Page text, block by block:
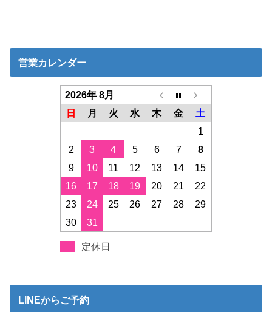
営業カレンダー
2026年 8月
日
月 火 水 木 金
土
1
2
3 4 5 6 7
8
9
10 11 12 13 14
15
16
17 18 19 20 21
22
23
24 25 26 27 28
29
30
31
定休日
LINEからご予約